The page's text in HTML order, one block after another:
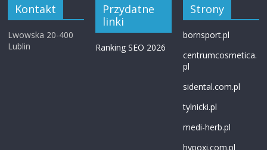
Kontakt
Lwowska 20-400
Lublin
Przydatne
linki
Ranking SEO 2026
Strony
bornsport.pl
centrumcosmetica.
pl
sidental.com.pl
tylnicki.pl
medi-herb.pl
hypoxi.com.pl